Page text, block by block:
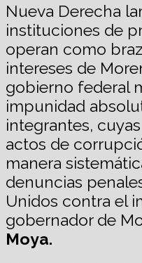
Nueva Derecha
instituciones de
operan como
intereses de
gobierno federal
impunidad
integrantes,
actos de
manera
denuncias
Unidos contra el
gobernador de
Moya.